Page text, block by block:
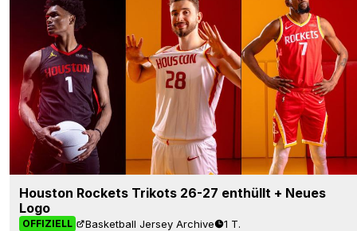
Houston Rockets Trikots 26-27 enthüllt + Neues
Logo
OFFIZIELL Basketball Jersey Archive 1 T.